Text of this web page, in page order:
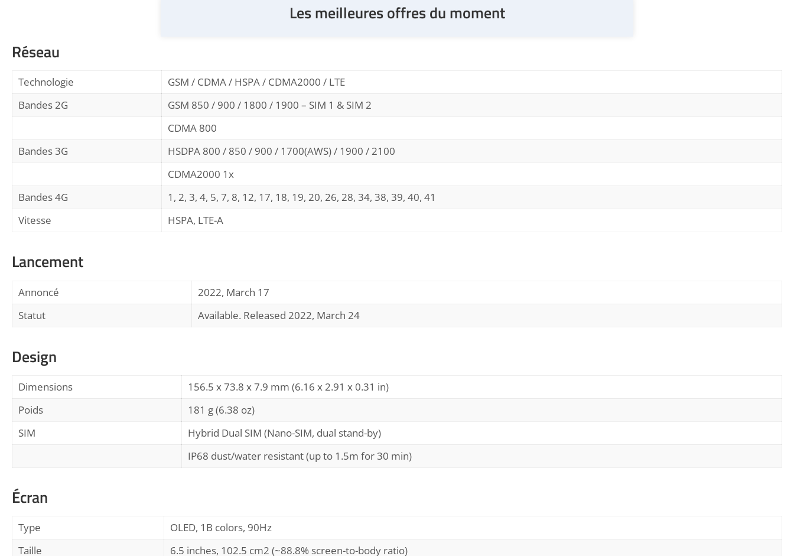
Les meilleures offres du moment
Réseau
Technologie
GSM / CDMA / HSPA / CDMA2000 / LTE
Bandes 2G
GSM 850 / 900 / 1800 / 1900 – SIM 1 & SIM 2
CDMA 800
Bandes 3G
HSDPA 800 / 850 / 900 / 1700(AWS) / 1900 / 2100
CDMA2000 1x
Bandes 4G
1, 2, 3, 4, 5, 7, 8, 12, 17, 18, 19, 20, 26, 28, 34, 38, 39, 40, 41
Vitesse
HSPA, LTE-A
Lancement
Annoncé
2022, March 17
Statut
Available. Released 2022, March 24
Design
Dimensions
156.5 x 73.8 x 7.9 mm (6.16 x 2.91 x 0.31 in)
Poids
181 g (6.38 oz)
SIM
Hybrid Dual SIM (Nano-SIM, dual stand-by)
IP68 dust/water resistant (up to 1.5m for 30 min)
Écran
Type
OLED, 1B colors, 90Hz
Taille
6.5 inches, 102.5 cm2 (~88.8% screen-to-body ratio)